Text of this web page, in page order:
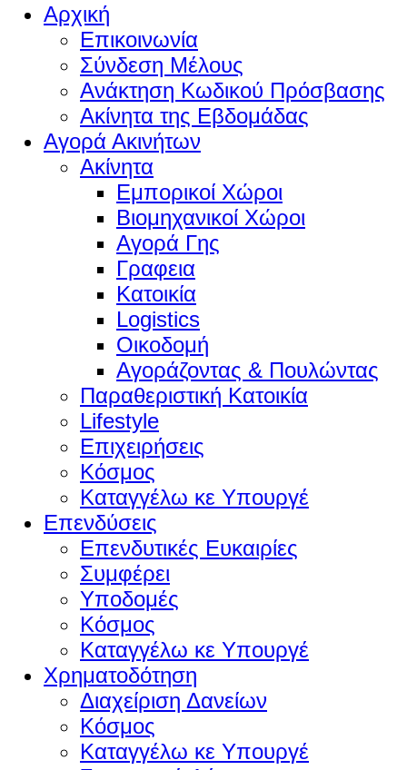
Αρχική
Επικοινωνία
Σύνδεση Μέλους
Ανάκτηση Κωδικού Πρόσβασης
Ακίνητα της Εβδομάδας
Αγορά Ακινήτων
Ακίνητα
Εμπορικοί Χώροι
Βιομηχανικοί Χώροι
Αγορά Γης
Γραφεια
Κατοικία
Logistics
Οικοδομή
Αγοράζοντας & Πουλώντας
Παραθεριστική Κατοικία
Lifestyle
Επιχειρήσεις
Κόσμος
Καταγγέλω κε Υπουργέ
Επενδύσεις
Επενδυτικές Ευκαιρίες
Συμφέρει
Υποδομές
Κόσμος
Καταγγέλω κε Υπουργέ
Χρηματοδότηση
Διαχείριση Δανείων
Κόσμος
Καταγγέλω κε Υπουργέ